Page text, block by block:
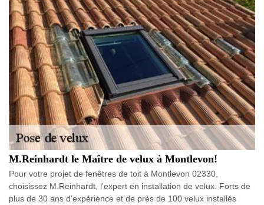
M.Reinhardt le Maître de velux à Montlevon!
Pour votre projet de fenêtres de toit à Montlevon 02330,
choisissez M.Reinhardt, l'expert en installation de velux. Forts de
plus de 30 ans d'expérience et de près de 100 velux installés